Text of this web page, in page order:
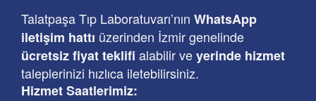
Talatpaşa Tıp Laboratuvarı’nın WhatsApp
iletişim hattı üzerinden İzmir genelinde
ücretsiz fiyat teklifi alabilir veyerinde hizmet
taleplerinizi hızlıca iletebilirsiniz.
Hizmet Saatlerimiz: